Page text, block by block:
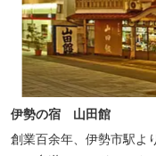
伊勢の宿 山田館
創業百余年、伊勢市駅よ